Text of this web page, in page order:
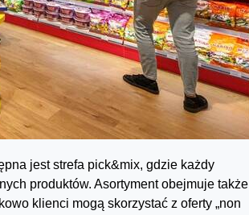
jest strefa pick&mix, gdzie każdy
produktów. Asortyment obejmuje także
klienci mogą skorzystać z oferty „non